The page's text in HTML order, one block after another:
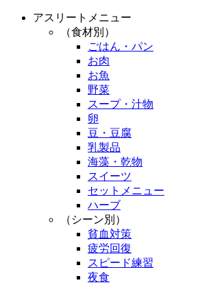
アスリートメニュー
（食材別）
ごはん・パン
お肉
お魚
野菜
スープ・汁物
卵
豆・豆腐
乳製品
海藻・乾物
スイーツ
セットメニュー
ハーブ
（シーン別）
貧血対策
疲労回復
スピード練習
夜食